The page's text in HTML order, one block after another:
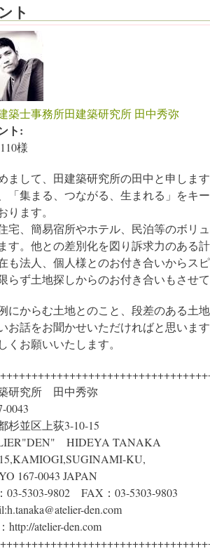
ト
築士事務所田建築研究所 田中秀弥
ト:
様
まして、田建築研究所の田中と申します
「集まる、つながる、生まれる」をキ
ります。
宅、簡易宿所やホテル、民泊等のボリ
す。他との差別化を図り訴求力のある
在も法人、個人様とのお付き合いからス
らず土地探しからのお付き合いもさせ
にからむ土地とのこと、段差のある土
お話をお聞かせいただければと思います
くお願いいたします。
研究所 田中秀弥
0043
杉並区上荻3-10-15
HIDEYA TANAKA
KU,
167-0043 JAPAN
03-5303-9802 FAX：03-5303-9803
den.com
http://atelier-den.com